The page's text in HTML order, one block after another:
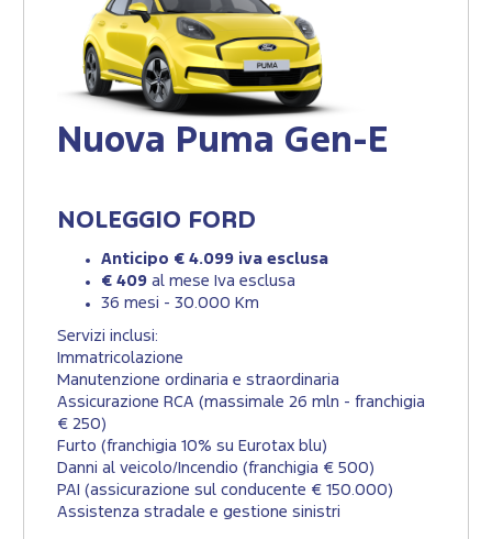
Nuova Puma Gen-E
NOLEGGIO FORD
Anticipo € 4.099 iva esclusa
€ 409 al mese Iva esclusa
36 mesi - 30.000 Km
Servizi inclusi:
Immatricolazione
Manutenzione ordinaria e straordinaria
Assicurazione RCA (massimale 26 mln - franchigia
€ 250)
Furto (franchigia 10% su Eurotax blu)
Danni al veicolo/Incendio (franchigia € 500)
PAI (assicurazione sul conducente € 150.000)
Assistenza stradale e gestione sinistri